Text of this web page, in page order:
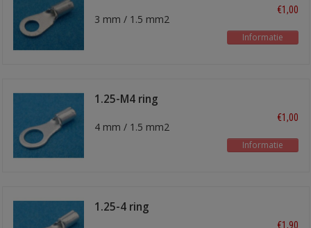
3 mm / 1.5 mm2
€1,00
Informatie
1.25-M4 ring
4 mm / 1.5 mm2
€1,00
Informatie
1.25-4 ring
kabelschoen
€1,90